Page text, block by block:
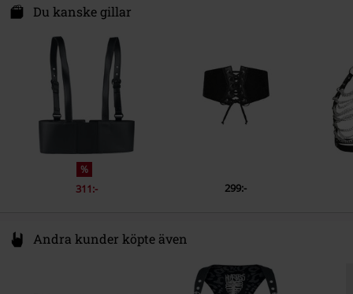
Säntisstraße 89
eu@killstar.com
Du kanske gillar
%
311:- 299:-
Andra kunder köpte även